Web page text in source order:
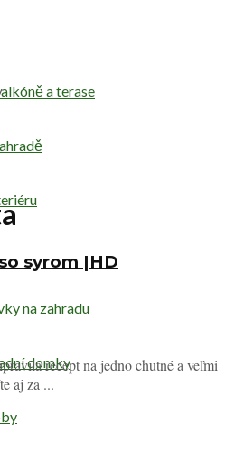
a terase
na zahradu
domky
syrom |HD
recept na jedno chutné a veľmi
aj za ...